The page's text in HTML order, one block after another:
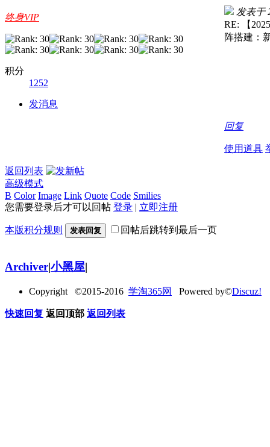
终身VIP
积分
1252
发消息
发表于
RE: 【
阵搭建：
回复
使用道具
返回列表
高级模式
B Color Image Link Quote Code Smilies
您需要登录后才可以回帖 登录 | 立即注册
本版积分规则 发表回复 回帖后跳转到最后一页
Archiver|小黑屋|
Copyright ©2015-2016 学淘365网 Powered by©Discuz!
快速回复 返回顶部 返回列表